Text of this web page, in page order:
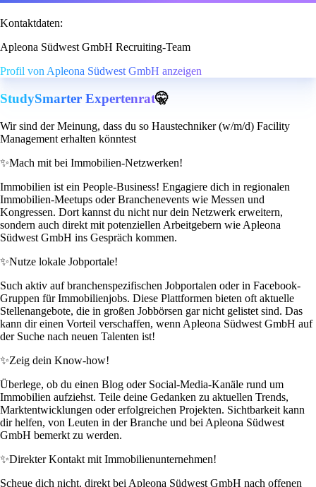
Kontaktdaten:
Apleona Südwest GmbH Recruiting-Team
Profil von Apleona Südwest GmbH anzeigen
StudySmarter Expertenrat🤫
Wir sind der Meinung, dass du so Haustechniker (w/m/d) Facility
Management erhalten könntest
✨Mach mit bei Immobilien-Netzwerken!
Immobilien ist ein People-Business! Engagiere dich in regionalen
Immobilien-Meetups oder Branchenevents wie Messen und
Kongressen. Dort kannst du nicht nur dein Netzwerk erweitern,
sondern auch direkt mit potenziellen Arbeitgebern wie Apleona
Südwest GmbH ins Gespräch kommen.
✨Nutze lokale Jobportale!
Such aktiv auf branchenspezifischen Jobportalen oder in Facebook-
Gruppen für Immobilienjobs. Diese Plattformen bieten oft aktuelle
Stellenangebote, die in großen Jobbörsen gar nicht gelistet sind. Das
kann dir einen Vorteil verschaffen, wenn Apleona Südwest GmbH auf
der Suche nach neuen Talenten ist!
✨Zeig dein Know-how!
Überlege, ob du einen Blog oder Social-Media-Kanäle rund um
Immobilien aufziehst. Teile deine Gedanken zu aktuellen Trends,
Marktentwicklungen oder erfolgreichen Projekten. Sichtbarkeit kann
dir helfen, von Leuten in der Branche und bei Apleona Südwest
GmbH bemerkt zu werden.
✨Direkter Kontakt mit Immobilienunternehmen!
Scheue dich nicht, direkt bei Apleona Südwest GmbH nach offenen